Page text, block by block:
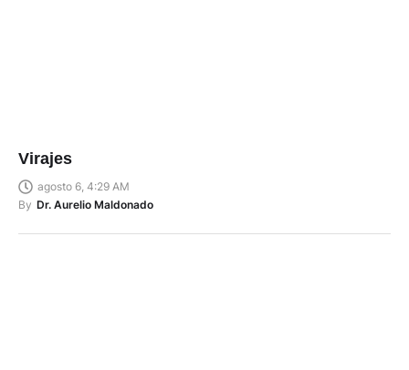
Virajes
agosto 6, 4:29 AM
By Dr. Aurelio Maldonado